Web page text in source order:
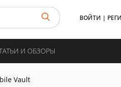
ВОЙТИ |
И ОБЗОРЫ
Vault